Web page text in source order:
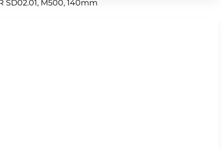
SD02.01, M500, 140mm